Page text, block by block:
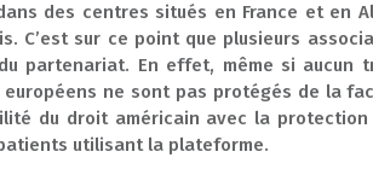
des centres situés en France et en
C’est sur ce point que plusieurs
partenariat. En effet, même si
ne sont pas protégés de la
du droit américain avec la
utilisant la plateforme.